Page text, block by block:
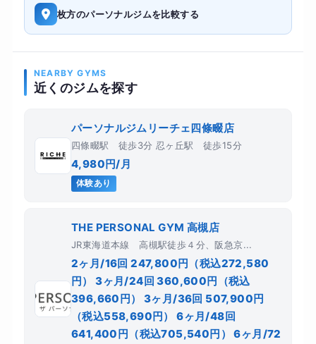
枚方のパーソナルジムを比較する
NEARBY GYMS
近くのジムを探す
パーソナルジムリーチェ四條畷店
四條畷駅 徒歩3分 忍ヶ丘駅 徒歩15分
4,980円/月
体験あり
THE PERSONAL GYM 高槻店
JR東海道本線 高槻駅徒歩４分、阪急京...
2ヶ月/16回 247,800円（税込272,580
円） 3ヶ月/24回 360,600円（税込
396,660円） 3ヶ月/36回 507,900円
（税込558,690円） 6ヶ月/48回
641,400円（税込705,540円） 6ヶ月/72